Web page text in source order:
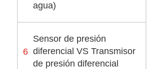
agua)
6
Sensor de presión
diferencial VS Transmisor
de presión diferencial